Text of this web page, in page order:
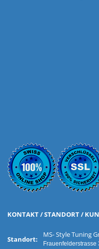
KONTAKT / STANDORT /
Standort:
MS- Style
Frauenfelderstrasse